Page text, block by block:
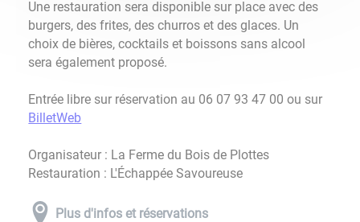
Une restauration sera disponible sur place avec des
burgers, des frites, des churros et des glaces. Un
choix de bières, cocktails et boissons sans alcool
sera également proposé.
Entrée libre sur réservation au 06 07 93 47 00 ou sur
BilletWeb
Organisateur : La Ferme du Bois de Plottes
Restauration : L'Échappée Savoureuse
Plus d'infos et réservations